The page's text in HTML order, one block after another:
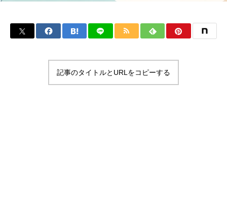
記事のタイトルとURLをコピーする